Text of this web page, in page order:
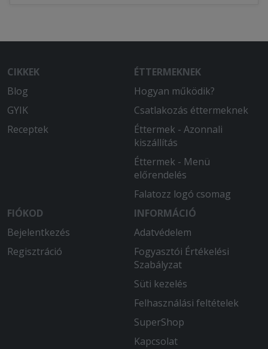
CIKKEK
Blog
GYIK
Receptek
ÉTTERMEKNEK
Hogyan működik?
Csatlakozás éttermeknek
Éttermek - Azonnali
kiszállítás
Éttermek - Menü
előrendelés
Falatozz logó csomag
FIÓKOD
Bejelentkezés
Regisztráció
INFORMÁCIÓ
Adatvédelem
Fogyasztói Értékelési
Szabályzat
Süti kezelés
Felhasználási feltételek
SuperShop
Kapcsolat